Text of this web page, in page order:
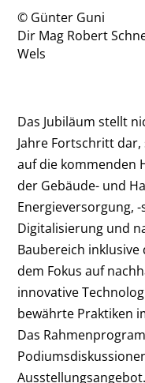
© Günter Guni
Dir Mag Robert
Wels
Das Jubiläum stellt
Jahre Fortschritt
auf die kommenden
der Gebäude- und
Energieversorgung,
Digitalisierung und
Baubereich
dem Fokus auf
innovative
bewährte Praktiken
Das